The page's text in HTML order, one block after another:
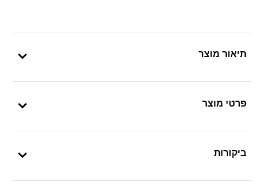
תיאור מוצר
פרטי מוצר
ביקורות